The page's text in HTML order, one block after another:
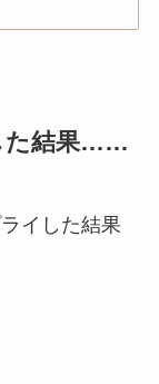
た結果……
イした結果